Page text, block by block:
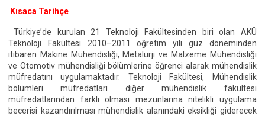
Kısaca Tarihçe
Türkiye’de kurulan 21 Teknoloji Fakültesinden biri olan AKÜ
Teknoloji Fakültesi 2010–2011 öğretim yılı güz döneminden
itibaren Makine Mühendisliği, Metalurji ve Malzeme Mühendisliği
ve Otomotiv mühendisliği bölümlerine öğrenci alarak mühendislik
müfredatını uygulamaktadır. Teknoloji Fakültesi, Mühendislik
bölümleri müfredatları diğer mühendislik fakültesi
müfredatlarından farklı olması mezunlarına nitelikli uygulama
becerisi kazandırılması mühendislik alanındaki eksikliği giderecek